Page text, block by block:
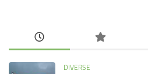
DIVERSE